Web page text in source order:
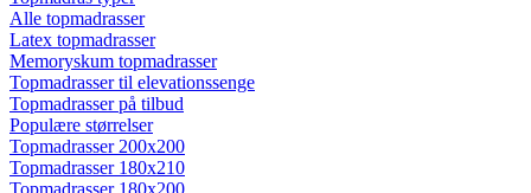
Alle topmadrasser
Latex topmadrasser
Memoryskum topmadrasser
Topmadrasser til elevationssenge
Topmadrasser på tilbud
Populære størrelser
Topmadrasser 200x200
Topmadrasser 180x210
Topmadrasser 180x200